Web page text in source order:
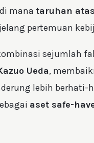
mana taruhan
pertemuan
sejumlah
Ueda,
lebih
aset safe-